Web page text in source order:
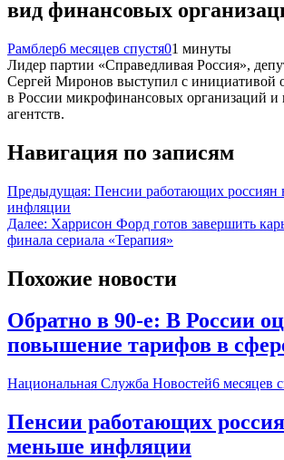
вид финансовых
Рамблер6 месяцев спустя01 минуты
Лидер партии «Справедливая Россия»,
Сергей Миронов выступил с инициативой
в России микрофинансовых организаций и
агентств.
Навигация по записям
Предыдущая: Пенсии работающих россиян
инфляции
Далее: Харрисон Форд готов завершить
финала сериала «Терапия»
Похожие новости
Обратно в 90-е: В России
повышение тарифов в
Национальная Служба Новостей6 месяцев
Пенсии работающих
меньше инфляции